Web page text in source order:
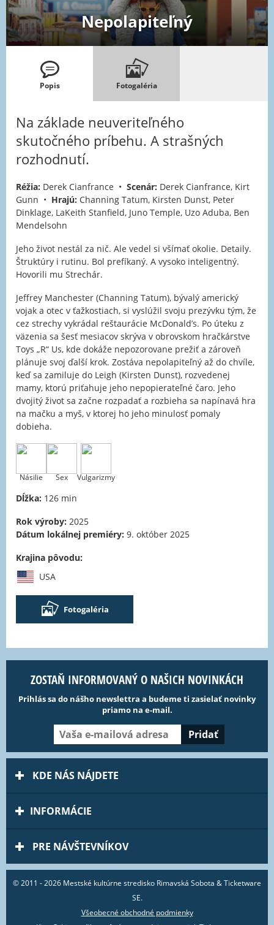
Nepolapiteľný
Popis Fotogaléria
Na základe neuveriteľného
skutočného príbehu. A strašných
rozhodnutí.
Réžia: Derek Cianfrance • Scenár: Derek Cianfrance, Kirt
Gunn • Hrajú: Channing Tatum, Kirsten Dunst, Peter
Dinklage, LaKeith Stanfield, Juno Temple, Uzo Aduba, Ben
Mendelsohn
Jeho život nestál za nič. Ale vedel si všímať okolie. Detaily.
Štruktúry i rutinu. Bol prefíkaný. A vysoko inteligentný.
Hovorili mu Strechár.
Jeffrey Manchester (Channing Tatum), bývalý americký
vojak a otec v ťažkostiach, si vyslúžil svoju prezývku tým, že
cez strechy vykrádal reštaurácie McDonald’s. Po úteku z
väzenia sa šesť mesiacov skrýva v obrovskom hračkárstve
Toys „R“ Us, kde dokáže nepozorovane prežiť a zároveň
plánuje svoj ďalší krok. Zostáva nepolapiteľný až do chvíle,
keď sa zamiluje do Leigh (Kirsten Dunst), rozvedenej
mamy, ktorú priťahuje jeho nepopierateľné čaro. Jeho
dvojitý život sa začne rozpadať a rozbieha sa napínavá hra
na mačku a myš, v ktorej ho jeho minulosť pomaly
dobieha.
Násilie Sex Vulgarizmy
Dĺžka: 126 min
Rok výroby: 2025
Dátum lokálnej premiéry: 9. október 2025
Krajina pôvodu:
USA
Fotogaléria
ZOSTAŇ INFORMOVANÝ O NAŠICH NOVINKÁCH
Prihlás sa do nášho newslettra a budeme ti zasielať novinky
priamo na e-mail.
KDE NÁS NÁJDETE
INFORMÁCIE
PRE NÁVŠTEVNÍKOV
© 2011 - 2026 Mestské kultúrne stredisko Rimavská Sobota & Ticketware
SE.
Všeobecné obchodné podmienky